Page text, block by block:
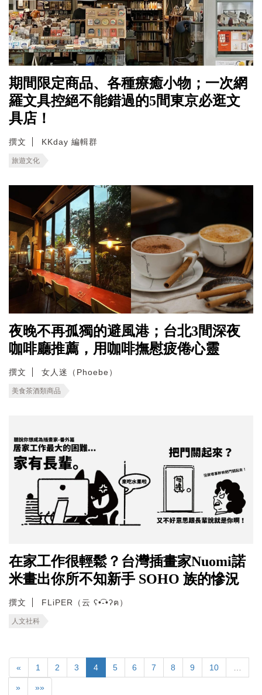
期間限定商品、各種療癒小物；一次網
羅文具控絕不能錯過的5間東京必逛文
具店！
撰文 KKday 編輯群
旅遊文化
夜晚不再孤獨的避風港；台北3間深夜
咖啡廳推薦，用咖啡撫慰疲倦心靈
撰文 女人迷（Phoebe）
美食茶酒類商品
在家工作很輕鬆？台灣插畫家Nuomi諾
米畫出你所不知新手 SOHO 族的慘況
撰文 FLiPER（云 ʕ•͡-•ʔฅ）
人文社科
« 1 2 3 4 5 6 7 8 9 10
» »»